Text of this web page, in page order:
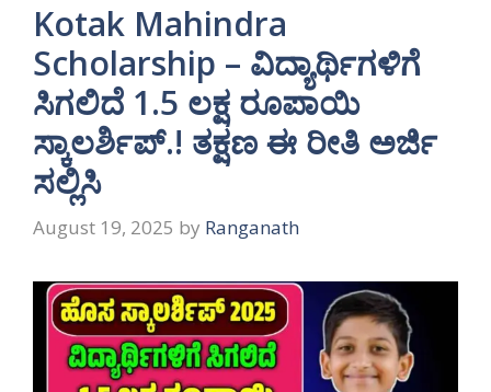
Kotak Mahindra
Scholarship – ವಿದ್ಯಾರ್ಥಿಗಳಿಗೆ
ಸಿಗಲಿದೆ 1.5 ಲಕ್ಷ ರೂಪಾಯಿ
ಸ್ಕಾಲರ್ಶಿಪ್.! ತಕ್ಷಣ ಈ ರೀತಿ ಅರ್ಜಿ
ಸಲ್ಲಿಸಿ
August 19, 2025 by Ranganath